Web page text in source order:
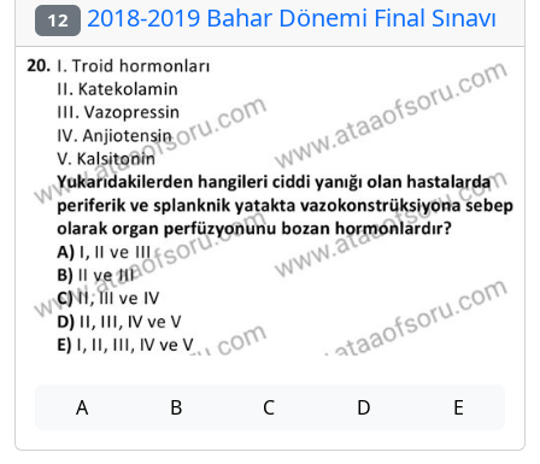
12 2018-2019 Bahar Dönemi Final Sınavı
A B C D E